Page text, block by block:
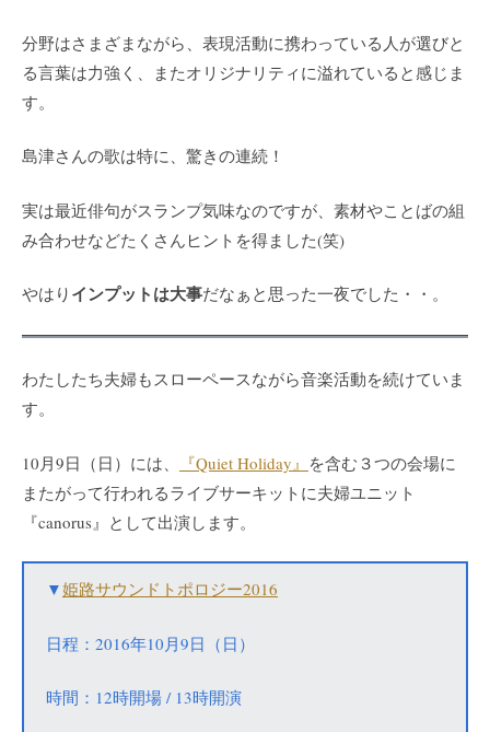
分野はさまざまながら、表現活動に携わっている人が選びと
る言葉は力強く、またオリジナリティに溢れていると感じま
す。
島津さんの歌は特に、驚きの連続！
実は最近俳句がスランプ気味なのですが、素材やことばの組
み合わせなどたくさんヒントを得ました(笑)
やはり インプットは大事だなぁと思った一夜でした・・。
わたしたち夫婦もスローペースながら音楽活動を続けていま
す。
10月9日（日）には、 『Quiet Holiday』 を含む３つの会場に
またがって行われるライブサーキットに夫婦ユニット
『canorus』として出演します。
▼姫路サウンドトポロジー2016
日程：2016年10月9日（日）
時間：12時開場 / 13時開演